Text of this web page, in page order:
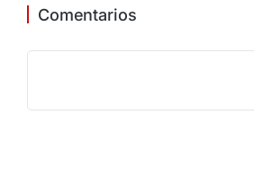
Comentarios